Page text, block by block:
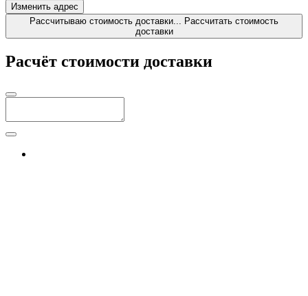
Изменить адрес
Рассчитываю стоимость доставки...
Рассчитать стоимость
доставки
Расчёт стоимости доставки